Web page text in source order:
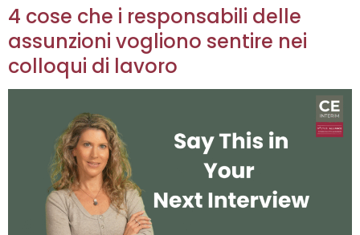
4 cose che i responsabili delle
assunzioni vogliono sentire nei
colloqui di lavoro